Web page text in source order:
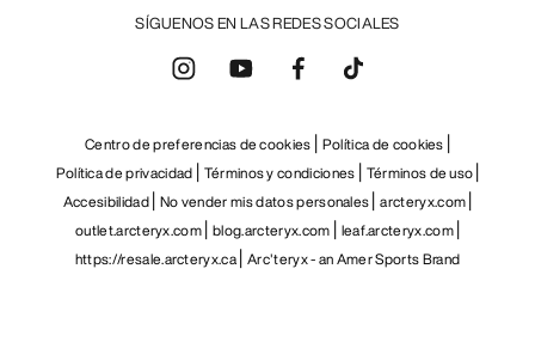
SÍGUENOS EN LAS REDES SOCIALES
Centro de preferencias de cookies Política de cookies
Política de privacidad Términos y condiciones Términos de uso
Accesibilidad No vender mis datos personales arcteryx.com
outlet.arcteryx.com blog.arcteryx.com leaf.arcteryx.com
https://resale.arcteryx.ca Arc'teryx - an Amer Sports Brand